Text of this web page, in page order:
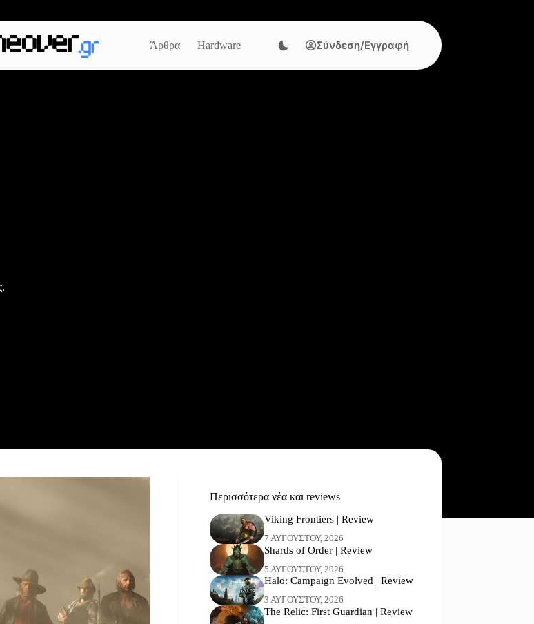
Άρθρα Hardware Σύνδεση/Εγγραφή
Περισσότερα νέα και reviews
Viking Frontiers | Review
7 ΑΥΓΟΎΣΤΟΥ, 2026
Shards of Order | Review
5 ΑΥΓΟΎΣΤΟΥ, 2026
Halo: Campaign Evolved | Review
3 ΑΥΓΟΎΣΤΟΥ, 2026
The Relic: First Guardian | Review